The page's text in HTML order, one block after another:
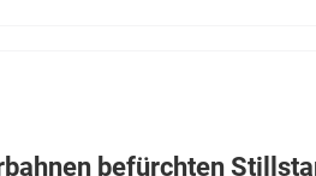
befürchten